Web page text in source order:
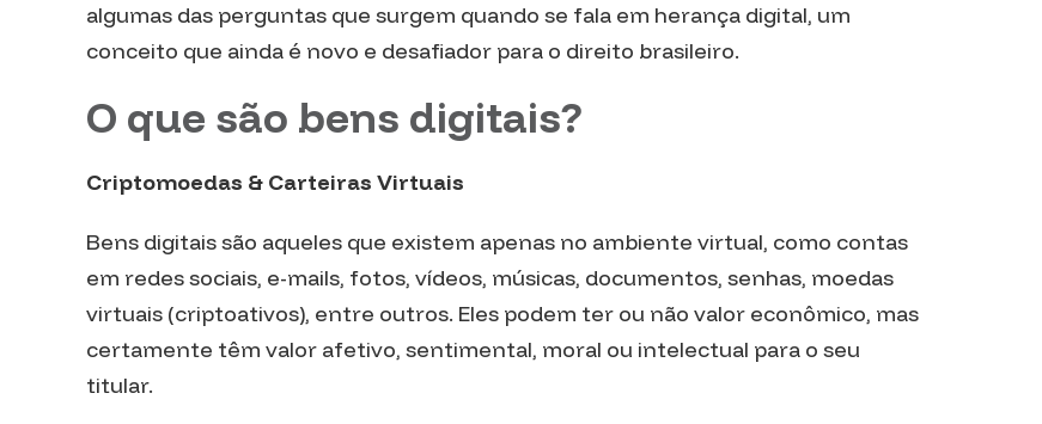
algumas das perguntas que surgem quando se fala em herança digital, um
conceito que ainda é novo e desafiador para o direito brasileiro.
O que são bens digitais?
Criptomoedas & Carteiras Virtuais
Bens digitais são aqueles que existem apenas no ambiente virtual, como contas
em redes sociais, e-mails, fotos, vídeos, músicas, documentos, senhas, moedas
virtuais (criptoativos), entre outros. Eles podem ter ou não valor econômico, mas
certamente têm valor afetivo, sentimental, moral ou intelectual para o seu
titular.